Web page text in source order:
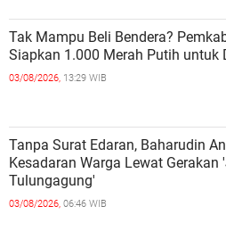
Tak Mampu Beli Bendera?
Siapkan 1.000 Merah Putih untuk
03/08/2026, 13:29 WIB
Tanpa Surat Edaran, Baharudin
Kesadaran Warga Lewat Gerakan
Tulungagung'
03/08/2026, 06:46 WIB